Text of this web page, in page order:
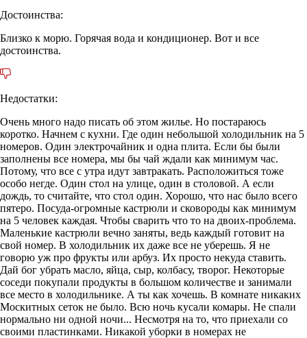
Достоинства:
Близко к морю. Горячая вода и кондиционер. Вот и все
достоинства.
Недостатки:
Очень много надо писать об этом жилье. Но постараюсь
коротко. Начнем с кухни. Где один небольшой холодильник на 5
номеров. Один электрочайник и одна плита. Если бы были
заполнены все номера, мы бы чай ждали как минимум час.
Потому, что все с утра идут завтракать. Расположиться тоже
особо негде. Один стол на улице, один в столовой. А если
дождь, то считайте, что стол один. Хорошо, что нас было всего
пятеро. Посуда-огромные кастрюли и сковороды как минимум
на 5 человек каждая. Чтобы сварить что то на двоих-проблема.
Маленькие кастрюли вечно заняты, ведь каждый готовит на
свой номер. В холодильник их даже все не уберешь. Я не
говорю уж про фрукты или арбуз. Их просто некуда ставить.
Дай бог убрать масло, яйца, сыр, колбасу, творог. Некоторые
соседи покупали продукты в большом количестве и занимали
все место в холодильнике. А ты как хочешь. В комнате никаких
Москитных сеток не было. Всю ночь кусали комары. Не спали
нормально ни одной ночи... Несмотря на то, что приехали со
своими пластинками. Никакой уборки в номерах не